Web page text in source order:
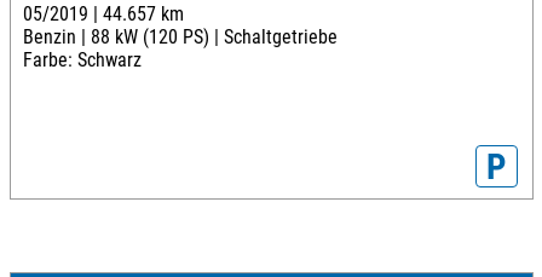
05/2019 | 44.657 km
Benzin | 88 kW (120 PS) | Schaltgetriebe
Farbe: Schwarz
P